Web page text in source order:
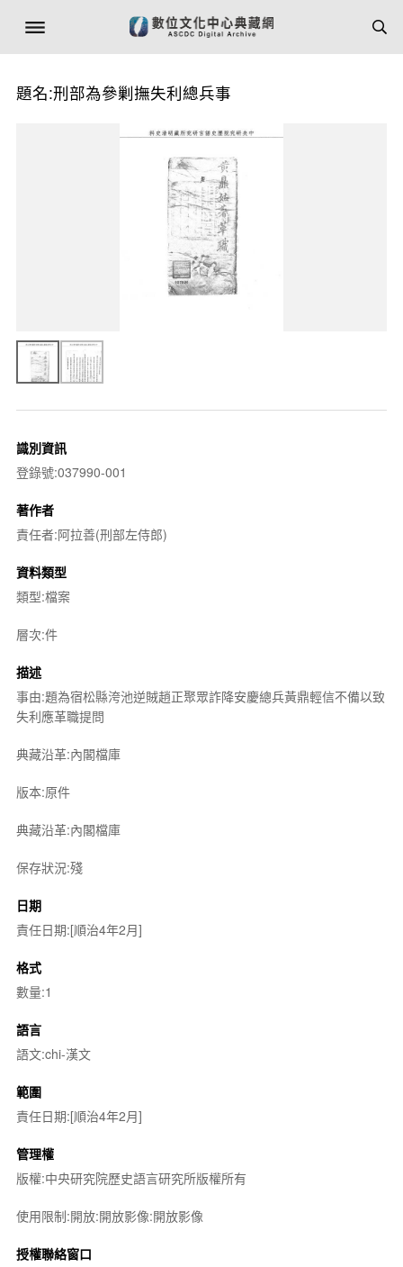
題名:刑部為參剿撫失利總兵事
識別資訊
登錄號:037990-001
著作者
責任者:阿拉善(刑部左侍郎)
資料類型
類型:檔案
層次:件
描述
事由:題為宿松縣洿池逆賊趙正聚眾詐降安慶總兵黃鼎輕信不備以致
失利應革職提問
典藏沿革:內閣檔庫
版本:原件
典藏沿革:內閣檔庫
保存狀況:殘
日期
責任日期:[順治4年2月]
格式
數量:1
語言
語文:chi-漢文
範圍
責任日期:[順治4年2月]
管理權
版權:中央研究院歷史語言研究所版權所有
使用限制:開放:開放影像:開放影像
授權聯絡窗口